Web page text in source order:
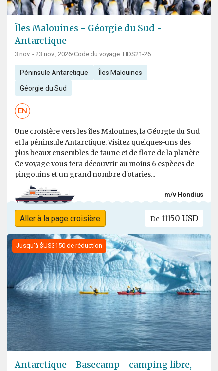
Îles Malouines - Géorgie du Sud -
Antarctique
3 nov. - 23 nov., 2026•Code du voyage: HDS21-26
Péninsule Antarctique Îles Malouines
Géorgie du Sud
EN
Une croisière vers les îles Malouines, la Géorgie du Sud
et la péninsule Antarctique. Visitez quelques-uns des
plus beaux ensembles de faune et de flore de la planète.
Ce voyage vous fera découvrir au moins 6 espèces de
pingouins et un grand nombre d'otaries...
m/v Hondius
Aller à la page croisière De 11150 USD
Jusqu'à $US3150 de réduction
Antarctique - Basecamp - camping libre,